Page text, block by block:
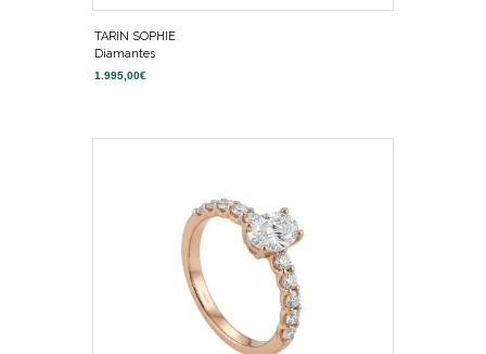
TARIN SOPHIE
Diamantes
1.995,00€